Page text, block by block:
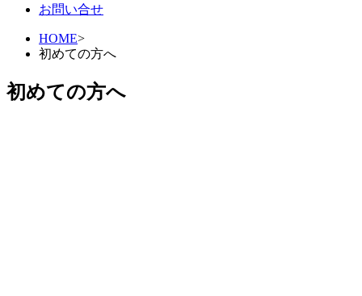
お問い合せ
HOME>
初めての方へ
初めての方へ